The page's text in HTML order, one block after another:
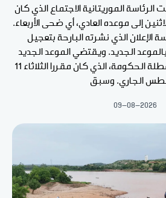
الرئاسة الموريتانية الاجتماع الذي كان
إلى موعده العادي، أي ضحى الأربعاء.
الذي نشرته البارحة بتعجيل
بالموعد الجديد. ويقتضي الموعد الجديد
تأجيلا ثانيا لموعد بداية عطلة الحكومة، الذي كان مقررا الثلاثاء 11
الجاري. وسبق
09-08-2026